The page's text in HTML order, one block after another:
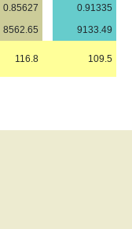
0.85627
0.91335
8562.65
9133.49
116.8 109.5